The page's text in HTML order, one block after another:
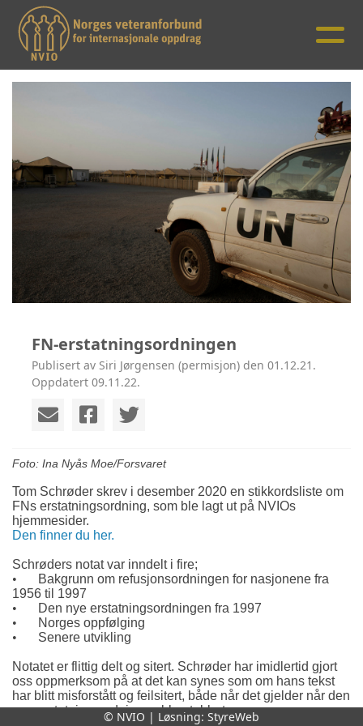
FN-erstatningsordningen
Publisert av Siri Jørgensen (permisjon) den 01.12.21.
Oppdatert 09.11.22.
Foto: Ina Nyås Moe/Forsvaret
Tom Schrøder skrev i desember 2020 en stikkordsliste om
FNs erstatningsordning, som ble lagt ut på NVIOs
hjemmesider.
Den finner du her.
Schrøders notat var inndelt i fire;
•
Bakgrunn om refusjonsordningen for nasjonene fra
1956 til 1997
•
Den nye erstatningsordningen fra 1997
•
Norges oppfølging
•
Senere utvikling
Notatet er flittig delt og sitert. Schrøder har imidlertid gjort
oss oppmerksom på at det kan synes som om hans tekst
har blitt misforstått og feilsitert, både når det gjelder når den
nye erstatningsordningen ble etablert og
© NVIO | Løsning: StyreWeb